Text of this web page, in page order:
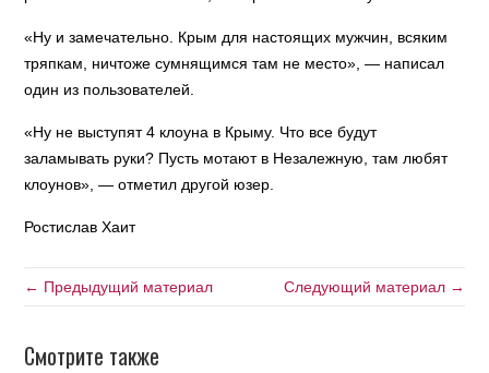
«Ну и замечательно. Крым для настоящих мужчин, всяким
тряпкам, ничтоже сумнящимся там не место», — написал
один из пользователей.
«Ну не выступят 4 клоуна в Крыму. Что все будут
заламывать руки? Пусть мотают в Незалежную, там любят
клоунов», — отметил другой юзер.
Ростислав Хаит
← Предыдущий материал Следующий материал →
Смотрите также